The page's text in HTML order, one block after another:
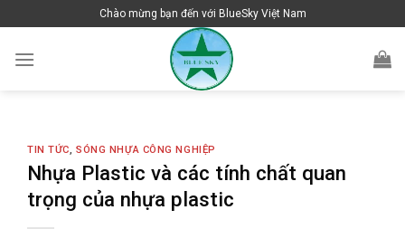
to
content
Chào mừng bạn đến với BlueSky Việt Nam
TIN TỨC,SÓNG NHỰA CÔNG NGHIỆP
Nhựa Plastic và các tính chất quan
trọng của nhựa plastic